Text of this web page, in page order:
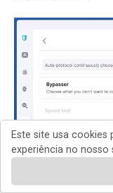
Este site usa
experiência no nosso